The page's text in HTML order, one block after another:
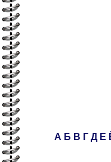
А Б В Г Д Е